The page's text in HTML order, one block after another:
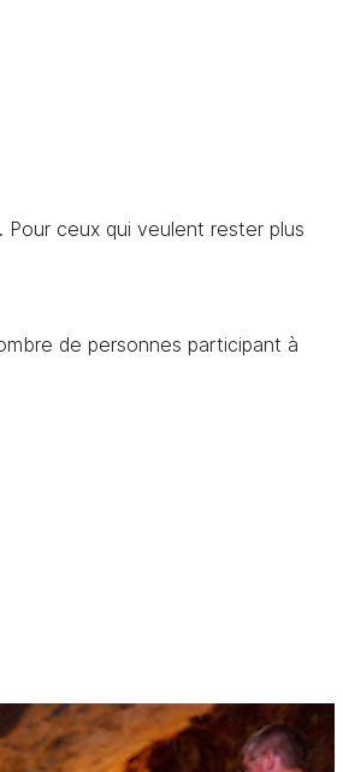
ceux qui veulent rester plus
de personnes participant à